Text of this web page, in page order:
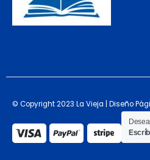
© Copyright 2023 La Vieja | Diseño